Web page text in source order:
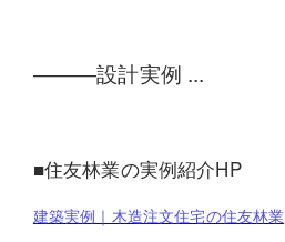
―――設計実例 ...
■住友林業の実例紹介HP
建築実例｜木造注文住宅の住友林業